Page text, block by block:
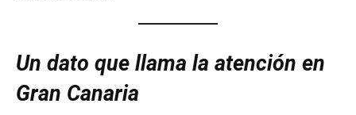
Un dato que llama la atención en
Gran Canaria